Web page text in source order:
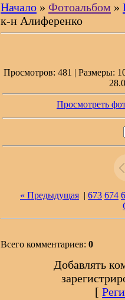
Начало » Фотоальбом »
к-н Алиференко
Просмотров: 481 | Размеры:
Просмотреть
« Предыдущая | 673 674
Всего комментариев: 0
Добавлять
[